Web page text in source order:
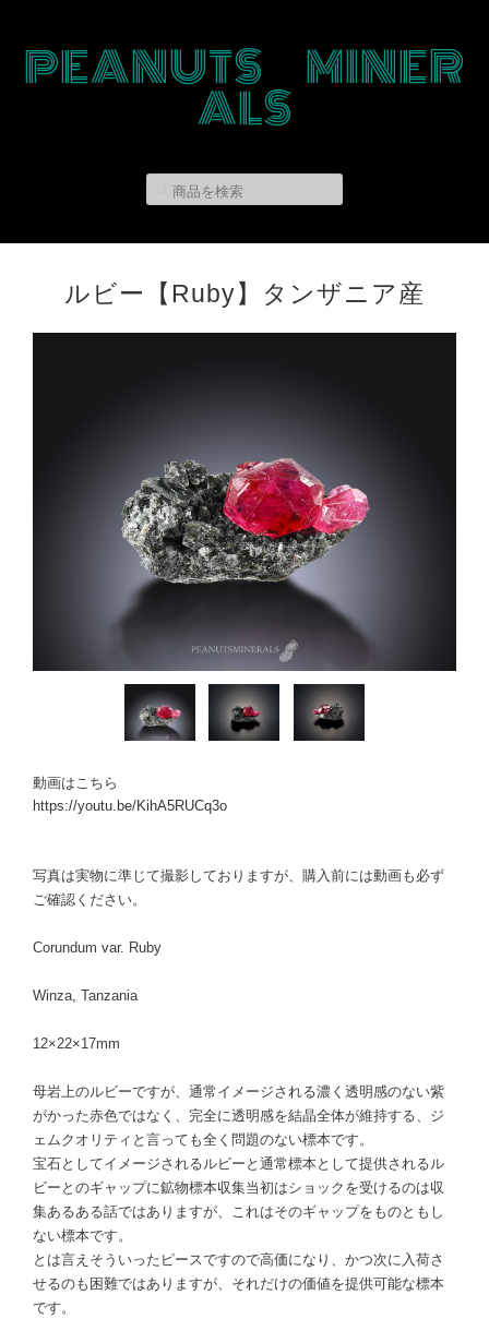
PEANUTS MINER
ALS
ルビー【Ruby】タンザニア産
動画はこちら
https://youtu.be/KihA5RUCq3o
写真は実物に準じて撮影しておりますが、購入前には動画も必ず
ご確認ください。
Corundum var. Ruby
Winza, Tanzania
12×22×17mm
母岩上のルビーですが、通常イメージされる濃く透明感のない紫
がかった赤色ではなく、完全に透明感を結晶全体が維持する、ジ
ェムクオリティと言っても全く問題のない標本です。
宝石としてイメージされるルビーと通常標本として提供されるル
ビーとのギャップに鉱物標本収集当初はショックを受けるのは収
集あるある話ではありますが、これはそのギャップをものともし
ない標本です。
とは言えそういったピースですので高価になり、かつ次に入荷さ
せるのも困難ではありますが、それだけの価値を提供可能な標本
です。